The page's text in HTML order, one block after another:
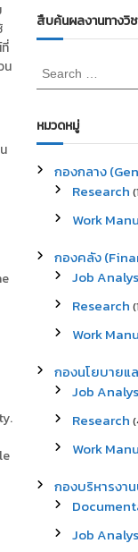
น
สืบค้นผลงานทางวิช
S
e
r
c
f
หมวดหมู่
กองกลาง
Research
Work
กองคลัง
Job
Research
Work
กองนโยบายแ
Job
Research
Work
กองบริหารงา
Job